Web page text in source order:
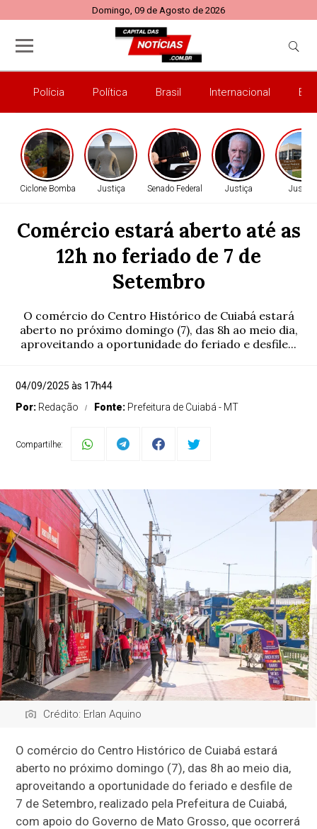
Domingo, 09 de Agosto de 2026
Polícia Política Brasil Internacional
Ciclone Bomba Justiça Senado Federal Justiça Justiça
Comércio estará aberto até as
12h no feriado de 7 de
Setembro
O comércio do Centro Histórico de Cuiabá estará
aberto no próximo domingo (7), das 8h ao meio dia,
aproveitando a oportunidade do feriado e desfile...
04/09/2025 às 17h44
Por: Redação Fonte: Prefeitura de Cuiabá - MT
Compartilhe:
Crédito: Erlan Aquino
O comércio do Centro Histórico de Cuiabá estará
aberto no próximo domingo (7), das 8h ao meio dia,
aproveitando a oportunidade do feriado e desfile de
7 de Setembro, realizado pela Prefeitura de Cuiabá,
com apoio do Governo de Mato Grosso, que ocorrerá